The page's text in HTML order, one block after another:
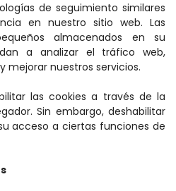
de seguimiento similares
en nuestro sitio web. Las
almacenados en su
a analizar el tráfico web,
mejorar nuestros servicios.
las cookies a través de la
Sin embargo, deshabilitar
acceso a ciertas funciones de